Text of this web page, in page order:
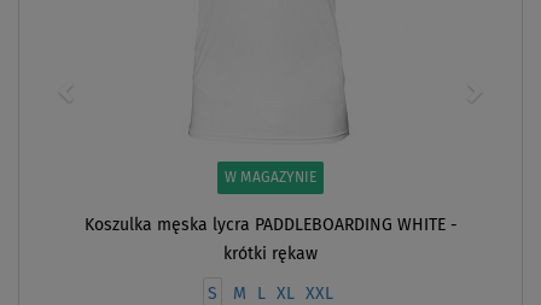
W MAGAZYNIE
Koszulka męska lycra PADDLEBOARDING WHITE -
krótki rękaw
S M L XL XXL